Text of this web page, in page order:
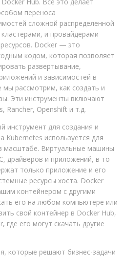
переноса
сложной распределенной
и провайдерами
Docker — это
кодом, которая позволяет
развертывание,
и зависимостей в
мы рассмотрим, как создать и
Эти инструменты включают
Rancher, Openshift и т.д.
инструмент для создания и
Kubernetes используется для
масштабе. Виртуальные машины
драйверов и приложений, в то
только приложение и его
ресурсы хоста. Docker
контейнером с другими
его на любом компьютере или
свой контейнер в Docker Hub,
где его могут скачать другие
которые решают бизнес-задачи